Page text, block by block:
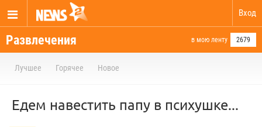
Вход
Развлечения в мою ленту 2679
Лучшее Горячее Новое
Едем навестить папу в психушке...